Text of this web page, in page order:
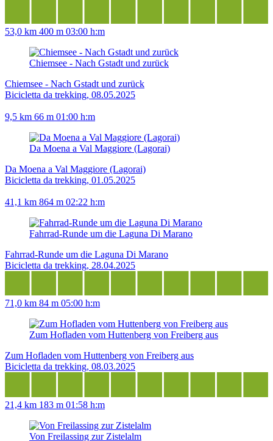
53,0 km 400 m 03:00 h:m
Chiemsee - Nach Gstadt und zurück
Chiemsee - Nach Gstadt und zurück
Bicicletta da trekking, 08.05.2025
9,5 km 66 m 01:00 h:m
Da Moena a Val Maggiore (Lagorai)
Da Moena a Val Maggiore (Lagorai)
Bicicletta da trekking, 01.05.2025
41,1 km 864 m 02:22 h:m
Fahrrad-Runde um die Laguna Di Marano
Fahrrad-Runde um die Laguna Di Marano
Bicicletta da trekking, 28.04.2025
71,0 km 84 m 05:00 h:m
Zum Hofladen vom Huttenberg von Freiberg aus
Zum Hofladen vom Huttenberg von Freiberg aus
Bicicletta da trekking, 08.03.2025
21,4 km 183 m 01:58 h:m
Von Freilassing zur Zistelalm